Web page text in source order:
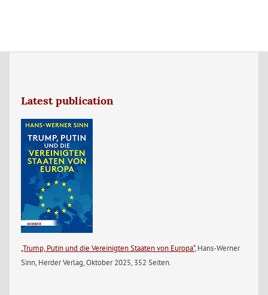
Latest publication
„Trump, Putin und die Vereinigten Staaten von Europa“, Hans-Werner
Sinn, Herder Verlag, Oktober 2025, 352 Seiten.